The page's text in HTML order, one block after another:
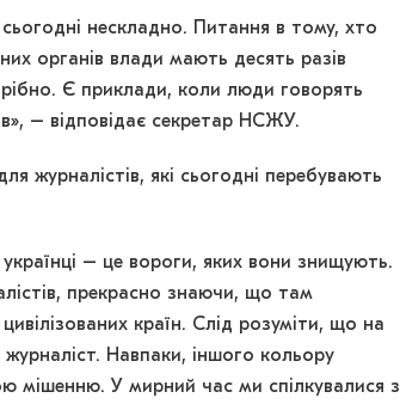
нескладно. Питання в тому, хто
органів влади мають десять разів
Є приклади, коли люди говорять
– відповідає секретар НСЖУ.
журналістів, які сьогодні перебувають
українці – це вороги, яких вони знищують.
прекрасно знаючи, що там
країн. Слід розуміти, що на
Навпаки, іншого кольору
мішенню. У мирний час ми спілкувалися з